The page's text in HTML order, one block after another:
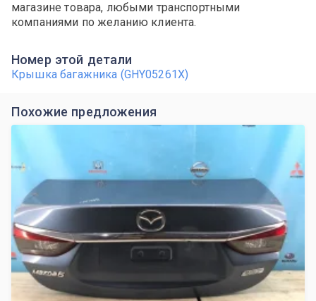
магазине товара, любыми транспортными
компаниями по желанию клиента.
Номер этой детали
Крышка багажника (GHY05261X)
Похожие предложения